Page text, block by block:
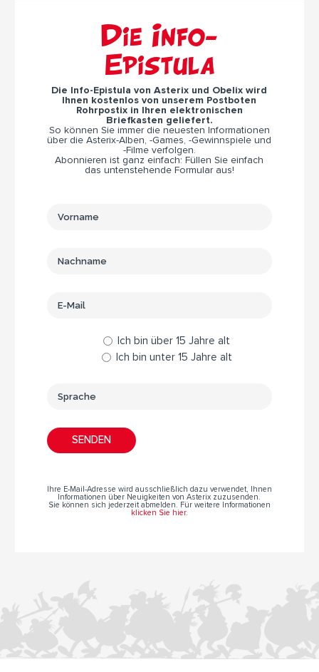
Die Info-
Epistula
Die Info-Epistula von Asterix und Obelix wird
Ihnen kostenlos von unserem Postboten
Rohrpostix in Ihren elektronischen
Briefkasten geliefert.
So können Sie immer die neuesten Informationen
über die Asterix-Alben, -Games, -Gewinnspiele und
-Filme verfolgen.
Abonnieren ist ganz einfach: Füllen Sie einfach
das untenstehende Formular aus!
Ich bin über 15 Jahre alt
Ich bin unter 15 Jahre alt
Ihre E-Mail-Adresse wird ausschließlich dazu verwendet, Ihnen
Informationen über Neuigkeiten von Asterix zuzusenden.
Sie können sich jederzeit abmelden. Für weitere Informationen
klicken Sie hier.